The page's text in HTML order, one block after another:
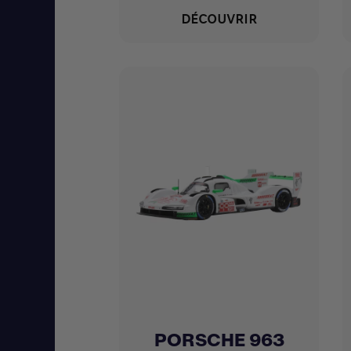
DÉCOUVRIR
Achat express
PORSCHE 963